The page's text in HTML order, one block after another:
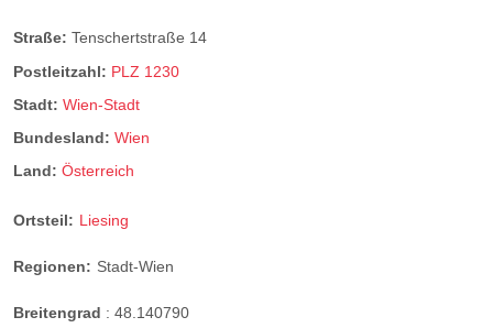
Straße: Tenschertstraße 14
Postleitzahl: PLZ 1230
Stadt: Wien-Stadt
Bundesland: Wien
Land: Österreich
Ortsteil: Liesing
Regionen: Stadt-Wien
Breitengrad : 48.140790